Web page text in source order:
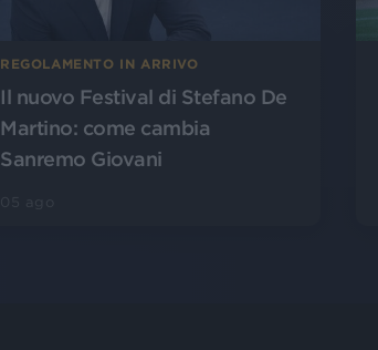
REGOLAMENTO IN ARRIVO
Il nuovo Festival di Stefano De
Martino: come cambia
Sanremo Giovani